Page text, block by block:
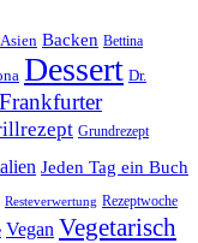
Asien Backen Bettina
Dessert Dr.
Frankfurter
Grundrezept
Jeden Tag ein Buch
Resteverwertung Rezeptwoche
Vegan Vegetarisch